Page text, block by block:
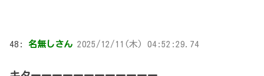
48: 名無しさん 2025/12/11(木) 04:52:29.74